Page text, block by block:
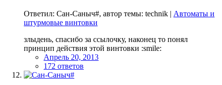
Ответил: Сан-Саныч#, автор темы: technik | Автоматы и
штурмовые винтовки
злыдень, спасибо за ссылочку, наконец то понял
принцип действия этой винтовки :smile:
Апрель 20, 2013
172 ответов